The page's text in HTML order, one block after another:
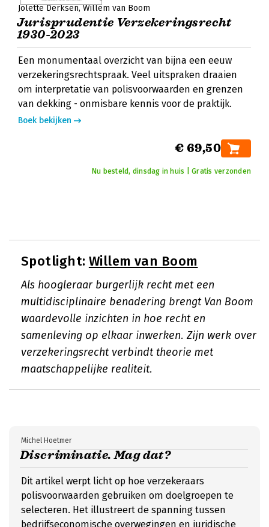
Jolette Derksen Willem van Boom
Jurisprudentie Verzekeringsrecht
1930-2023
Een monumentaal overzicht van bijna een eeuw
verzekeringsrechtspraak. Veel uitspraken draaien
om interpretatie van polisvoorwaarden en grenzen
van dekking - onmisbare kennis voor de praktijk.
Boek bekijken
€ 69,50
Nu besteld, dinsdag in huis | Gratis verzonden
Spotlight: Willem van Boom
Als hoogleraar burgerlijk recht met een
multidisciplinaire benadering brengt Van Boom
waardevolle inzichten in hoe recht en
samenleving op elkaar inwerken. Zijn werk over
verzekeringsrecht verbindt theorie met
maatschappelijke realiteit.
Discriminatie. Mag dat?
Michel Hoetmer
Dit artikel werpt licht op hoe verzekeraars
polisvoorwaarden gebruiken om doelgroepen te
selecteren. Het illustreert de spanning tussen
bedrijfseconomische overwegingen en juridische